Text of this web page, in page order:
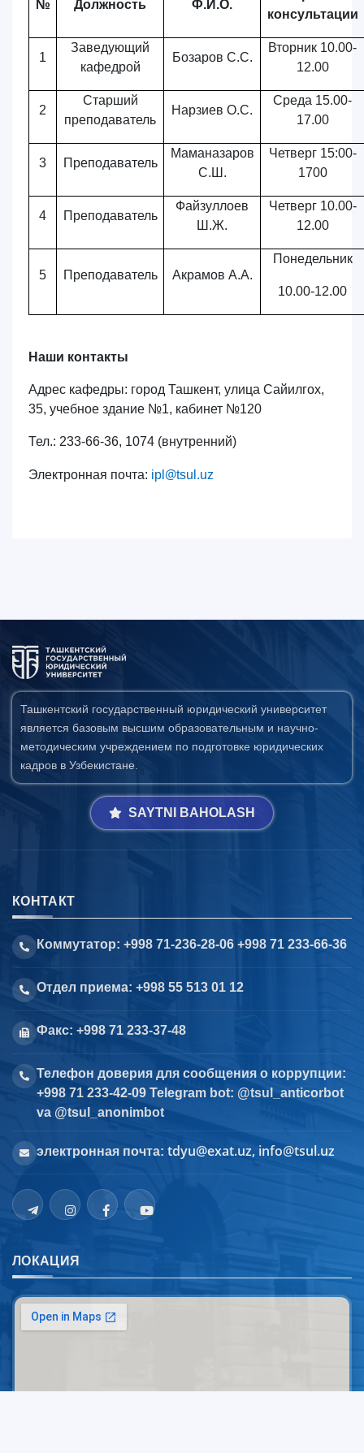
№ Должность Ф.И.О.
консультации
1
Заведующий
кафедрой
Бозаров С.С.
Вторник 10.00-
12.00
2
Старший
преподаватель
Нарзиев О.С.
Среда 15.00-
17.00
3 Преподаватель
Маманазаров
С.Ш.
Четверг 15:00-
1700
4 Преподаватель
Файзуллоев
Ш .Ж.
Четверг 10.00-
12.00
5 Преподаватель Акрамов А.А.
Понедельник
10.00-12.00
Наши контакты
Адрес кафедры: город Ташкент, улица Сайилгох,
35, учебное здание №1, кабинет №120
Тел.: 233-66-36, 1074 (внутренний)
Электронная почта: ipl @tsul .uz
Ташкентский государственный юридический университет
является базовым высшим образовательным и научно-
методическим учреждением по подготовке юридических
кадров в Узбекистане.
SAYTNI BAHOLASH
КОНТАКТ
Коммутатор: +998 71-236-28-06 +998 71 233-66-36
Отдел приема: +998 55 513 01 12
Факс: +998 71 233-37-48
Телефон доверия для сообщения о коррупции:
+998 71 233-42-09 Telegram bot: @tsul_anticorbot
va @tsul_anonimbot
электронная почта: tdyu@exat.uz, info@tsul.uz
ЛОКАЦИЯ